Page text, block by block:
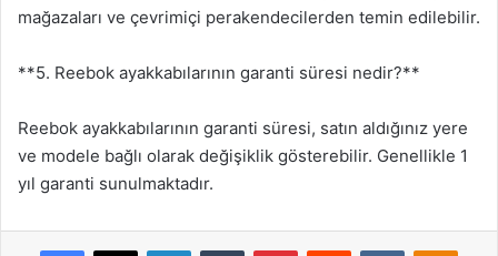
mağazaları ve çevrimiçi perakendecilerden temin edilebilir.
**5. Reebok ayakkabılarının garanti süresi nedir?**
Reebok ayakkabılarının garanti süresi, satın aldığınız yere
ve modele bağlı olarak değişiklik gösterebilir. Genellikle 1
yıl garanti sunulmaktadır.
Facebook
X LinkedInTumblr PinterestReddit VKontakte